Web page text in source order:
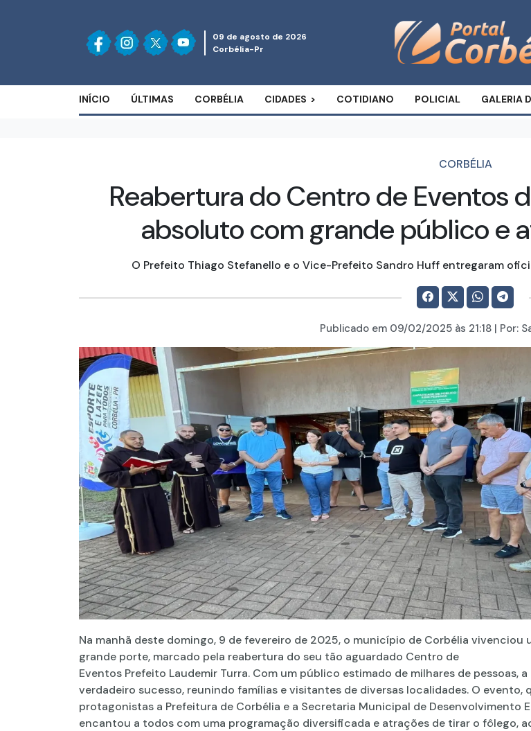
09 de agosto de 2026
Corbélia-Pr
INÍCIO ÚLTIMAS CORBÉLIA CIDADES COTIDIANO POLICIAL GALERIA
CORBÉLIA
Reabertura do Centro de Eventos
absoluto com grande público e
O Prefeito Thiago Stefanello e o Vice-Prefeito Sandro Huff entregaram
Publicado em 09/02/2025às 21:18 | Por:
Na manhã deste domingo, 9 de fevereiro de 2025, o município de Corbélia vivenciou
grande porte, marcado pela reabertura do seu tão aguardado Centro de
Eventos Prefeito Laudemir Turra. Com um público estimado de milhares de pessoas,
verdadeiro sucesso, reunindo famílias e visitantes de diversas localidades. O evento,
protagonistas a Prefeitura de Corbélia e a Secretaria Municipal de Desenvolvimento
encantou a todos com uma programação diversificada e atrações de tirar o fôlego,